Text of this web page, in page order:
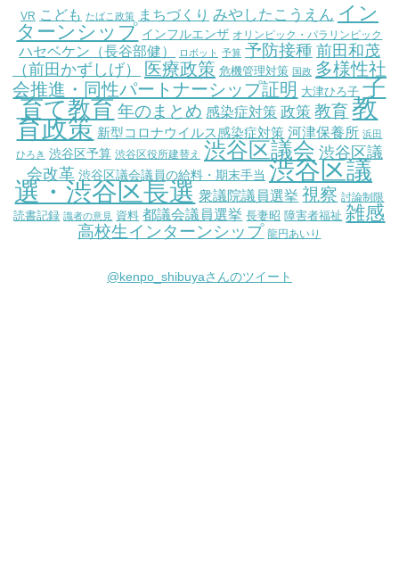
VR こども たばこ政策 まちづくり みやしたこうえん イン
ターンシップ インフルエンザ オリンピック・パラリンピック
ハセベケン（長谷部健） ロボット 予算 予防接種 前田和茂
（前田かずしげ）
医療政策 危機管理対策 国政 多様性社
会推進・同性パートナーシップ証明 大津ひろ子 子
育て教育 年のまとめ 感染症対策 政策 教育 教
育政策 新型コロナウイルス感染症対策 河津保養所 浜田
ひろき 渋谷区予算 渋谷区役所建替え 渋谷区議会 渋谷区議
会改革 渋谷区議会議員の給料・期末手当 渋谷区議
選・渋谷区長選 衆議院議員選挙 視察 討論制限
読書記録 識者の意見 資料 都議会議員選挙 長妻昭 障害者福祉 雑感
高校生インターンシップ 龍円あいり
@kenpo_shibuyaさんのツイート